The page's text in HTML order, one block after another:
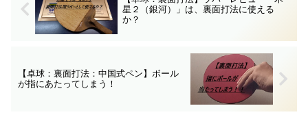
星２（銀河）」は、裏面打法に使える
か？
【卓球：裏面打法：中国式ペン】ボール
が指にあたってしまう！